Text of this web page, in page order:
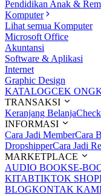
Pendidikan Anak &
Komputer
Lihat semua Komputer
Microsoft Office
Akuntansi
Software & Aplikasi
Internet
Graphic Design
KATALOGCEK
TRANSAKSI
Keranjang Belanja
INFORMASI
Cara Jadi MemberCara
DropshipperCara Jadi
MARKETPLACE
AUDIO BOOKSE-
KITABTIKTOK SHOP
BLOGKONTAK